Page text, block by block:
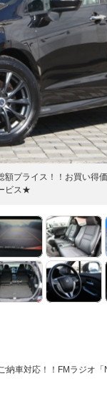
額プライス！！お買い得
ビス★
納車対応！！FMラジオ